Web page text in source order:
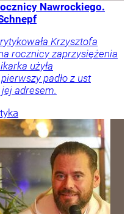
Nawrockiego.
Krzysztofa
rocznicy zaprzysiężenia
użyła
padło z ust
jej adresem.